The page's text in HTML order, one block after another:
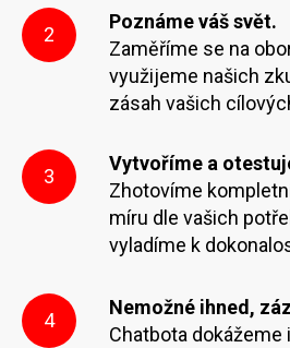
2
Poznáme váš svět.
Zaměříme se na
využijeme našich
zásah vašich
3
Vytvoříme a
Zhotovíme
míru dle vašich
vyladíme k
4
Nemožné ihned,
Chatbota